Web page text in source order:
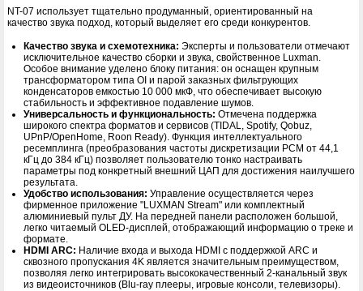
NT-07 использует тщательно продуманный, ориентированный на
качество звука подход, который выделяет его среди конкурентов.
Качество звука и схемотехника: Эксперты и пользователи отмечают
исключительное качество сборки и звука, свойственное Luxman.
Особое внимание уделено блоку питания: он оснащен крупным
трансформатором типа OI и парой заказных фильтрующих
конденсаторов емкостью 10 000 мкФ, что обеспечивает высокую
стабильность и эффективное подавление шумов.
Универсальность и функциональность: Отмечена поддержка
широкого спектра форматов и сервисов (TIDAL, Spotify, Qobuz,
UPnP/OpenHome, Roon Ready). Функция интеллектуального
ресемплинга (преобразования частоты дискретизации PCM от 44,1
кГц до 384 кГц) позволяет пользователю тонко настраивать
параметры под конкретный внешний ЦАП для достижения наилучшего
результата.
Удобство использования: Управление осуществляется через
фирменное приложение "LUXMAN Stream" или комплектный
алюминиевый пульт ДУ. На передней панели расположен большой,
легко читаемый OLED-дисплей, отображающий информацию о треке и
формате.
HDMI ARC: Наличие входа и выхода HDMI с поддержкой ARC и
сквозного пропускания 4K является значительным преимуществом,
позволяя легко интегрировать высококачественный 2-канальный звук
из видеоисточников (Blu-ray плееры, игровые консоли, телевизоры).